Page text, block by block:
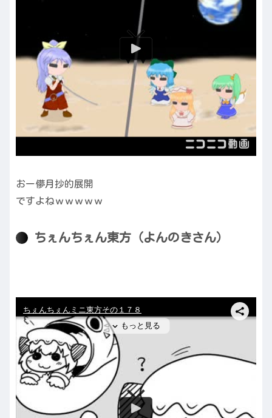
おー儚月抄的展開
ですよねｗｗｗｗｗ
ちぇんちぇん東方（よんのきさん）